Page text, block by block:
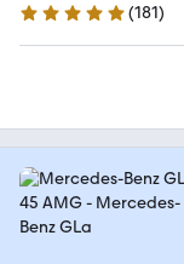
4.9 Sterne
(181)